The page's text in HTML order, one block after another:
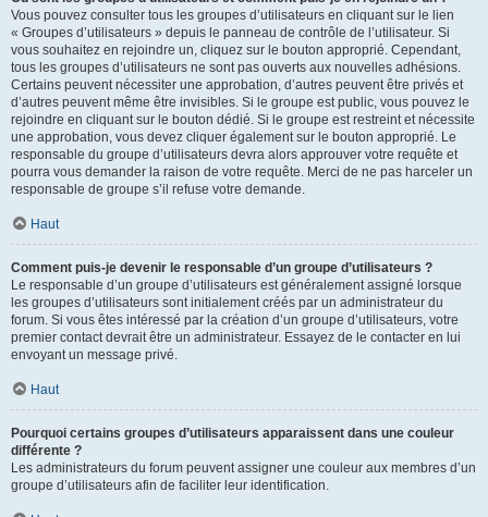
Vous pouvez consulter tous les groupes d’utilisateurs en cliquant sur le lien
« Groupes d’utilisateurs » depuis le panneau de contrôle de l’utilisateur. Si
vous souhaitez en rejoindre un, cliquez sur le bouton approprié. Cependant,
tous les groupes d’utilisateurs ne sont pas ouverts aux nouvelles adhésions.
Certains peuvent nécessiter une approbation, d’autres peuvent être privés et
d’autres peuvent même être invisibles. Si le groupe est public, vous pouvez le
rejoindre en cliquant sur le bouton dédié. Si le groupe est restreint et nécessite
une approbation, vous devez cliquer également sur le bouton approprié. Le
responsable du groupe d’utilisateurs devra alors approuver votre requête et
pourra vous demander la raison de votre requête. Merci de ne pas harceler un
responsable de groupe s’il refuse votre demande.
Haut
Comment puis-je devenir le responsable d’un groupe d’utilisateurs ?
Le responsable d’un groupe d’utilisateurs est généralement assigné lorsque
les groupes d’utilisateurs sont initialement créés par un administrateur du
forum. Si vous êtes intéressé par la création d’un groupe d’utilisateurs, votre
premier contact devrait être un administrateur. Essayez de le contacter en lui
envoyant un message privé.
Haut
Pourquoi certains groupes d’utilisateurs apparaissent dans une couleur
différente ?
Les administrateurs du forum peuvent assigner une couleur aux membres d’un
groupe d’utilisateurs afin de faciliter leur identification.